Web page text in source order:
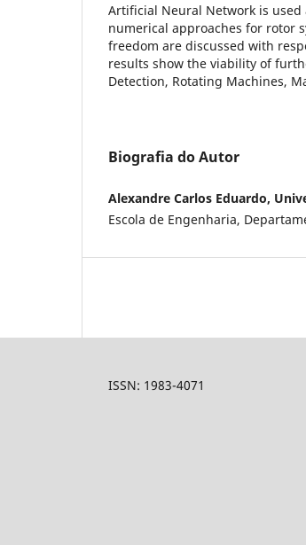
Artificial Neural Network is
numerical approaches for rotor
freedom are discussed with
results show the viability of
Detection, Rotating Machines,
Biografia do Autor
Alexandre Carlos Eduardo,
Escola de Engenharia,
ISSN: 1983-4071